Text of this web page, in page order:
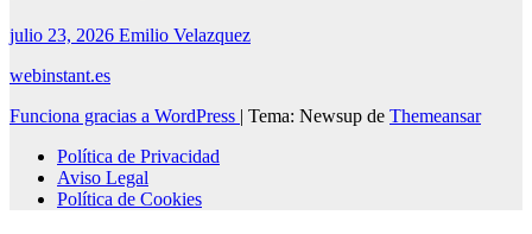
julio 23, 2026 Emilio Velazquez
webinstant.es
Funciona gracias a WordPress | Tema: Newsup de Themeansar
Política de Privacidad
Aviso Legal
Política de Cookies